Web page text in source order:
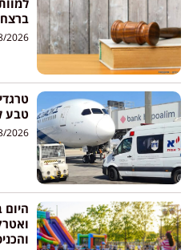
2026
טבע
2026